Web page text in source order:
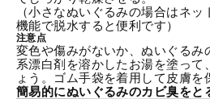
（小さなぬいぐるみの場合はネ
機能で脱水すると便利です）
注意点
変色や傷みがないか、ぬいぐるみ
系漂白剤を溶かしたお湯を塗って
ょう。ゴム手袋を着用して皮膚を
簡易的にぬいぐるみのカビ臭をと